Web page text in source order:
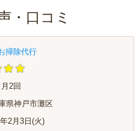
・口コミ
掃除代行
2回
県神戸市灘区
2月3日(火)